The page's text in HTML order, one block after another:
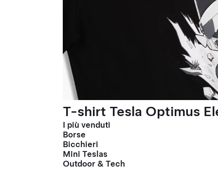
T-shirt Tesla Optimus
I più venduti
Borse
Bicchieri
Mini Teslas
Outdoor & Tech